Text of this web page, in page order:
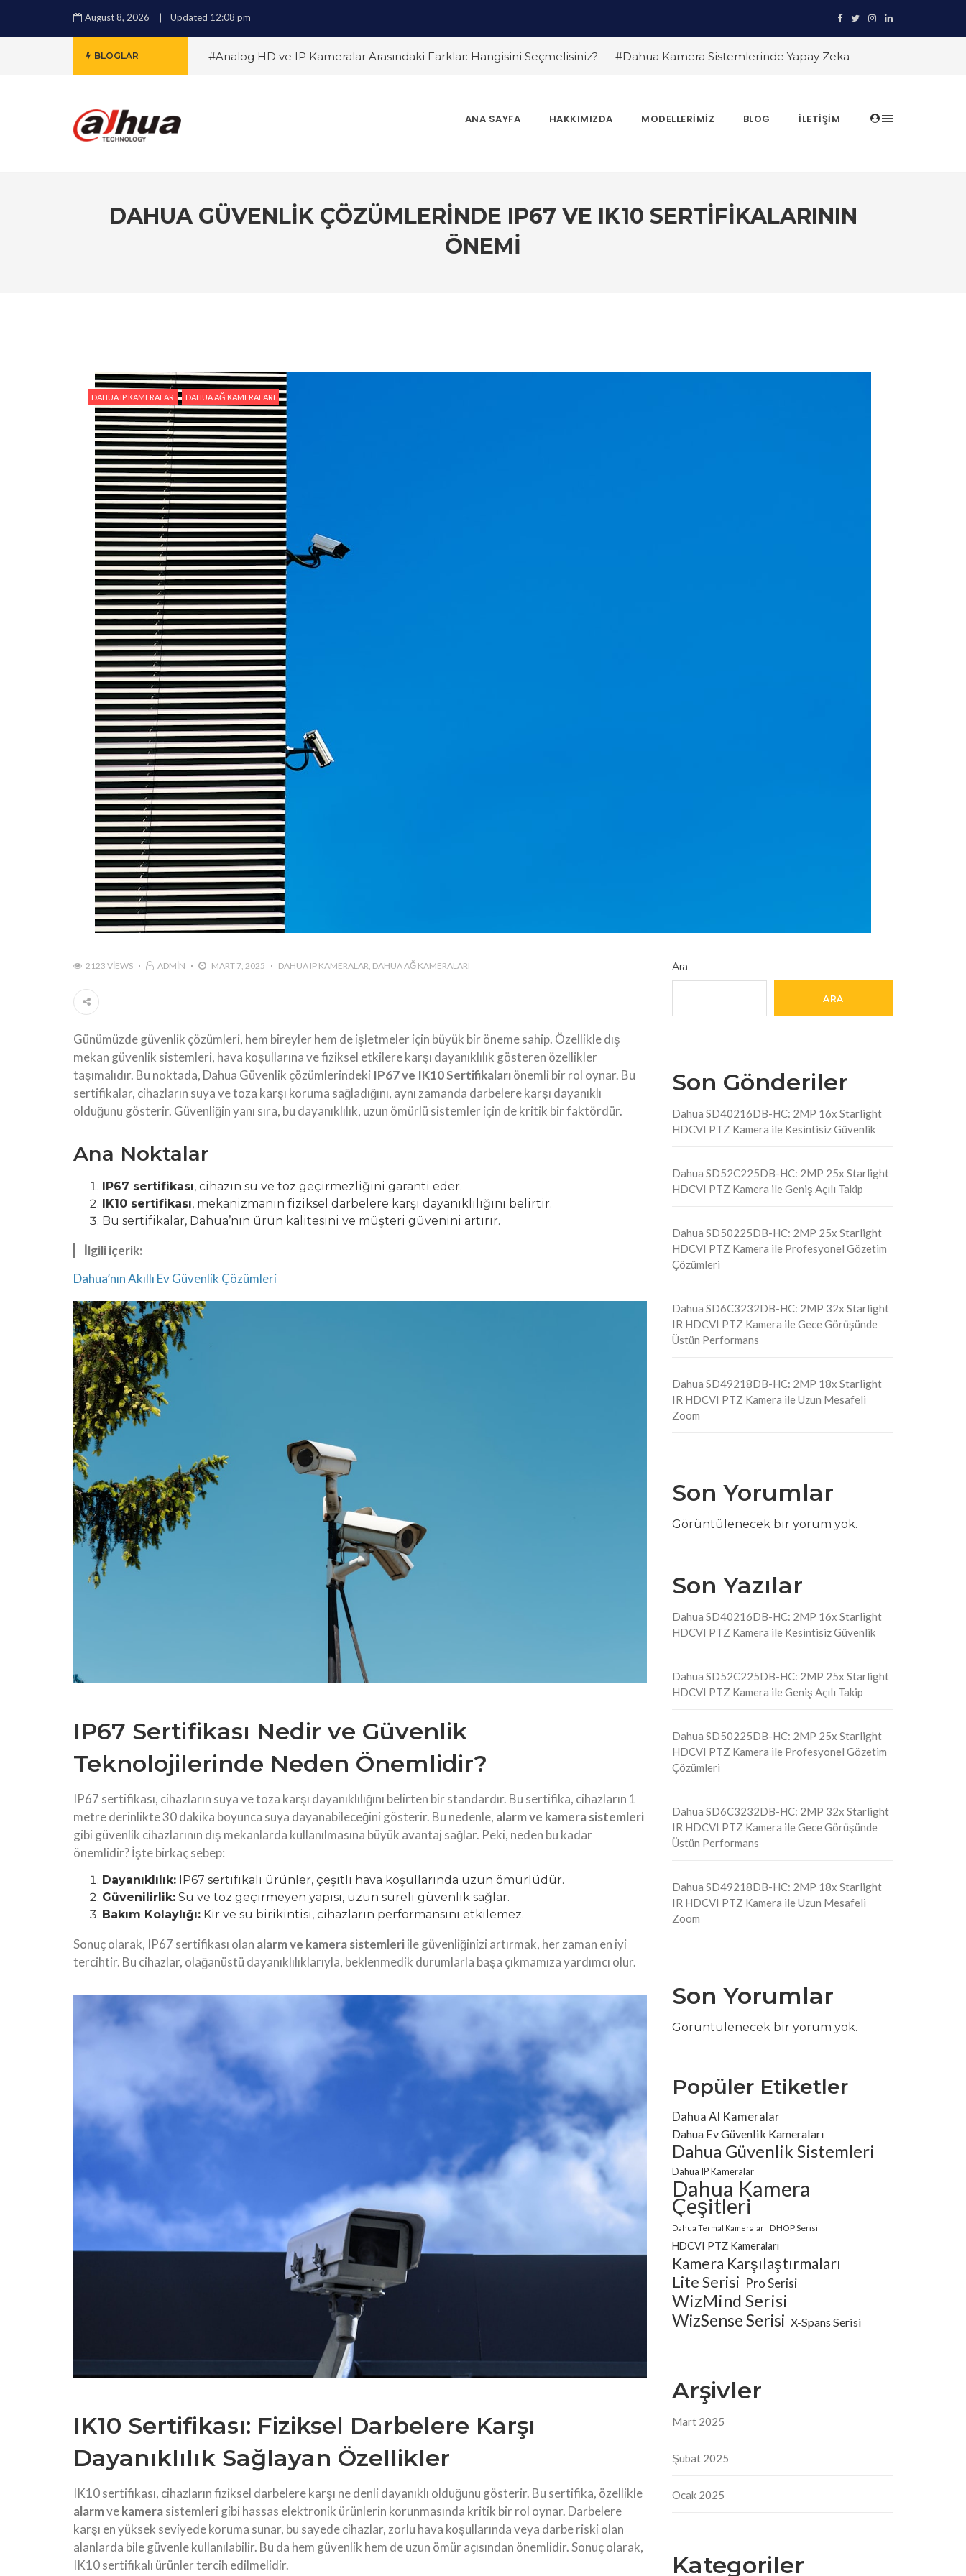
August 8, 2026 Updated 12:08 pm
BLOGLAR #Analog HD ve IP Kameralar Arasındaki Farklar: Hangisini Seçmelisiniz?
#Dahua Kamera Sistemlerinde Yapay Zeka
Destekli Güvenlik Teknolojileri
#Dahua Kamera Sistemleri ile Ev ve İş Güvenliğinde Bir Adım Önde
#TRT Haber
#Analog HD ve IP Kameraları Birlikte Kullanmanın Avantajları
#Dahua Yapay Zeka Destekli Kameralar ile Gece ve
ANA SAYFA HAKKIMIZDA MODELLERIMIZ BLOG İLETIŞIM
DAHUA GÜVENLIK ÇÖZÜMLERINDE IP67 VE IK10 SERTIFIKALARININ
ÖNEMI
DAHUA IP KAMERALAR DAHUA AĞ KAMERALARI
2123 VIEWS ADMIN MART 7, 2025 DAHUA IP KAMERALAR DAHUA AĞ KAMERALARI
Günümüzde güvenlik çözümleri, hem bireyler hem de işletmeler için büyük bir öneme sahip. Özellikle dış
mekan güvenlik sistemleri, hava koşullarına ve fiziksel etkilere karşı dayanıklılık gösteren özellikler
taşımalıdır. Bu noktada, Dahua Güvenlik çözümlerindeki IP67 ve IK10 Sertifikalarıönemli bir rol oynar. Bu
sertifikalar, cihazların suya ve toza karşı koruma sağladığını, aynı zamanda darbelere karşı dayanıklı
olduğunu gösterir. Güvenliğin yanı sıra, bu dayanıklılık, uzun ömürlü sistemler için de kritik bir faktördür.
Ana Noktalar
IP67 sertifikası, cihazın su ve toz geçirmezliğini garanti eder.
IK10 sertifikası, mekanizmanın fiziksel darbelere karşı dayanıklılığını belirtir.
Bu sertifikalar, Dahua’nın ürün kalitesini ve müşteri güvenini artırır.
İlgili içerik:
Dahua’nın Akıllı Ev Güvenlik Çözümleri
IP67 Sertifikası Nedir ve Güvenlik
Teknolojilerinde Neden Önemlidir?
IP67 sertifikası, cihazların suya ve toza karşı dayanıklılığını belirten bir standardır. Bu sertifika, cihazların 1
metre derinlikte 30 dakika boyunca suya dayanabileceğini gösterir. Bu nedenle, alarm ve kamera sistemleri
gibi güvenlik cihazlarının dış mekanlarda kullanılmasına büyük avantaj sağlar. Peki, neden bu kadar
önemlidir? İşte birkaç sebep:
Dayanıklılık: IP67 sertifikalı ürünler, çeşitli hava koşullarında uzun ömürlüdür.
Güvenilirlik: Su ve toz geçirmeyen yapısı, uzun süreli güvenlik sağlar.
Bakım Kolaylığı: Kir ve su birikintisi, cihazların performansını etkilemez.
Sonuç olarak, IP67 sertifikası olan alarm ve kamera sistemleriile güvenliğinizi artırmak, her zaman en iyi
tercihtir. Bu cihazlar, olağanüstü dayanıklılıklarıyla, beklenmedik durumlarla başa çıkmamıza yardımcı olur.
IK10 Sertifikası: Fiziksel Darbelere Karşı
Dayanıklılık Sağlayan Özellikler
IK10 sertifikası, cihazların fiziksel darbelere karşı ne denli dayanıklı olduğunu gösterir. Bu sertifika, özellikle
alarmvekamerasistemleri gibi hassas elektronik ürünlerin korunmasında kritik bir rol oynar. Darbelere
karşı en yüksek seviyede koruma sunar, bu sayede cihazlar, zorlu hava koşullarında veya darbe riski olan
alanlarda bile güvenle kullanılabilir. Bu da hem güvenlik hem de uzun ömür açısından önemlidir. Sonuç olarak,
IK10 sertifikalı ürünler tercih edilmelidir.
Ara
ARA
Son Gönderiler
Dahua SD40216DB-HC: 2MP 16x Starlight
HDCVI PTZ Kamera ile Kesintisiz Güvenlik
Dahua SD52C225DB-HC: 2MP 25x Starlight
HDCVI PTZ Kamera ile Geniş Açılı Takip
Dahua SD50225DB-HC: 2MP 25x Starlight
HDCVI PTZ Kamera ile Profesyonel Gözetim
Çözümleri
Dahua SD6C3232DB-HC: 2MP 32x Starlight
IR HDCVI PTZ Kamera ile Gece Görüşünde
Üstün Performans
Dahua SD49218DB-HC: 2MP 18x Starlight
IR HDCVI PTZ Kamera ile Uzun Mesafeli
Zoom
Son Yorumlar
Görüntülenecek bir yorum yok.
Son Yazılar
Dahua SD40216DB-HC: 2MP 16x Starlight
HDCVI PTZ Kamera ile Kesintisiz Güvenlik
Dahua SD52C225DB-HC: 2MP 25x Starlight
HDCVI PTZ Kamera ile Geniş Açılı Takip
Dahua SD50225DB-HC: 2MP 25x Starlight
HDCVI PTZ Kamera ile Profesyonel Gözetim
Çözümleri
Dahua SD6C3232DB-HC: 2MP 32x Starlight
IR HDCVI PTZ Kamera ile Gece Görüşünde
Üstün Performans
Dahua SD49218DB-HC: 2MP 18x Starlight
IR HDCVI PTZ Kamera ile Uzun Mesafeli
Zoom
Son Yorumlar
Görüntülenecek bir yorum yok.
Popüler Etiketler
Dahua AI Kameralar
Dahua Ev Güvenlik Kameraları
Dahua Güvenlik Sistemleri
Dahua IP Kameralar
Dahua Kamera
Çeşitleri
Dahua Termal Kameralar DHOP Serisi
HDCVI PTZ Kameraları
Kamera Karşılaştırmaları
Lite Serisi Pro Serisi
WizMind Serisi
WizSense Serisi X-Spans Serisi
Arşivler
Mart 2025
Şubat 2025
Ocak 2025
Kategoriler